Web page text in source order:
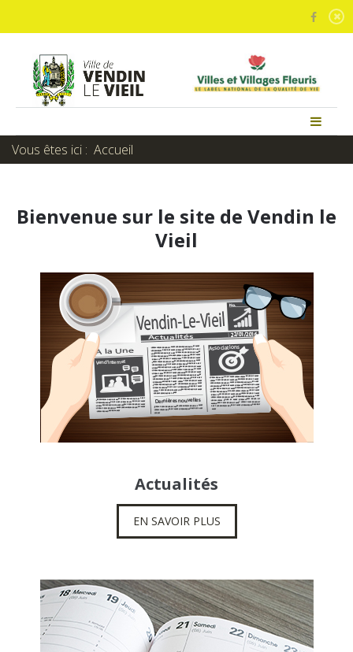
Vous êtes ici : Accueil
Bienvenue sur le site de Vendin le
Vieil
Actualités
EN SAVOIR PLUS